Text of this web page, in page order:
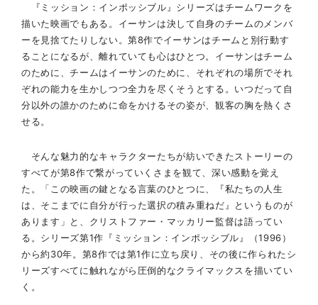
『ミッション：インポッシブル』シリーズはチームワークを
描いた映画でもある。イーサンは決して自身のチームのメンバ
ーを見捨てたりしない。第8作でイーサンはチームと別行動す
ることになるが、離れていても心はひとつ。イーサンはチーム
のために、チームはイーサンのために、それぞれの場所でそれ
ぞれの能力を生かしつつ全力を尽くそうとする。いつだって自
分以外の誰かのために命をかけるその姿が、観客の胸を熱くさ
せる。
そんな魅力的なキャラクターたちが紡いできたストーリーの
すべてが第8作で繋がっていくさまを観て、深い感動を覚え
た。「この映画の鍵となる言葉のひとつに、『私たちの人生
は、そこまでに自分が行った選択の積み重ねだ』というものが
あります」と、クリストファー・マッカリー監督は語ってい
る。シリーズ第1作『ミッション：インポッシブル』（1996）
から約30年。第8作では第1作に立ち戻り、その後に作られたシ
リーズすべてに触れながら圧倒的なクライマックスを描いてい
く。